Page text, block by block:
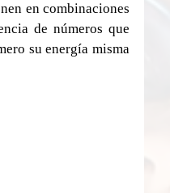
en combinaciones
de números que
su energía misma